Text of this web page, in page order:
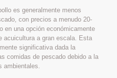
es generalmente menos
con precios a menudo 20-
en una opción económicamente
acuicultura a gran escala. Esta
significativa dada la
comidas de pescado debido a la
ambientales.